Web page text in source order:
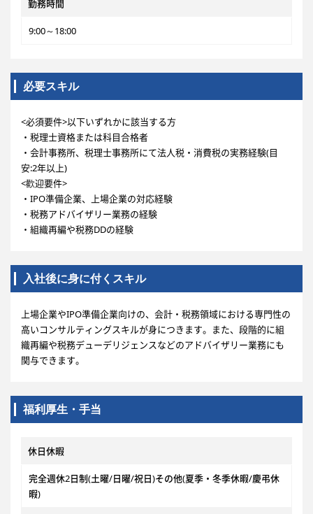
勤務時間
9:00～18:00
必要スキル
<必須要件>以下いずれかに該当する方
・税理士資格または科目合格者
・会計事務所、税理士事務所にて法人税・消費税の実務経験(目
安:2年以上)
<歡迎要件>
・IPO準備企業、上場企業の対応経験
・税務アドバイザリー業務の経験
・組織再編や税務DDの経験
入社後に身に付くスキル
上場企業やIPO準備企業向けの、会計・税務領域における専門性の
高いコンサルティングスキルが身につきます。また、段階的に組
織再編や税務デューデリジェンスなどのアドバイザリー業務にも
関与できます。
福利厚生・手当
休日休暇
完全週休2日制(土曜/日曜/祝日)その他(夏季・冬季休暇/慶弔休
暇)